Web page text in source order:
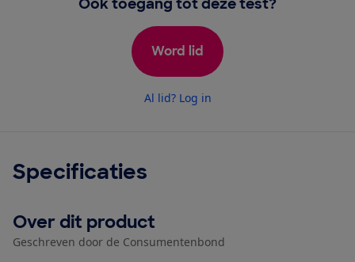
Word lid
Al lid? Log in
Specificaties
Over dit product
Geschreven door de Consumentenbond